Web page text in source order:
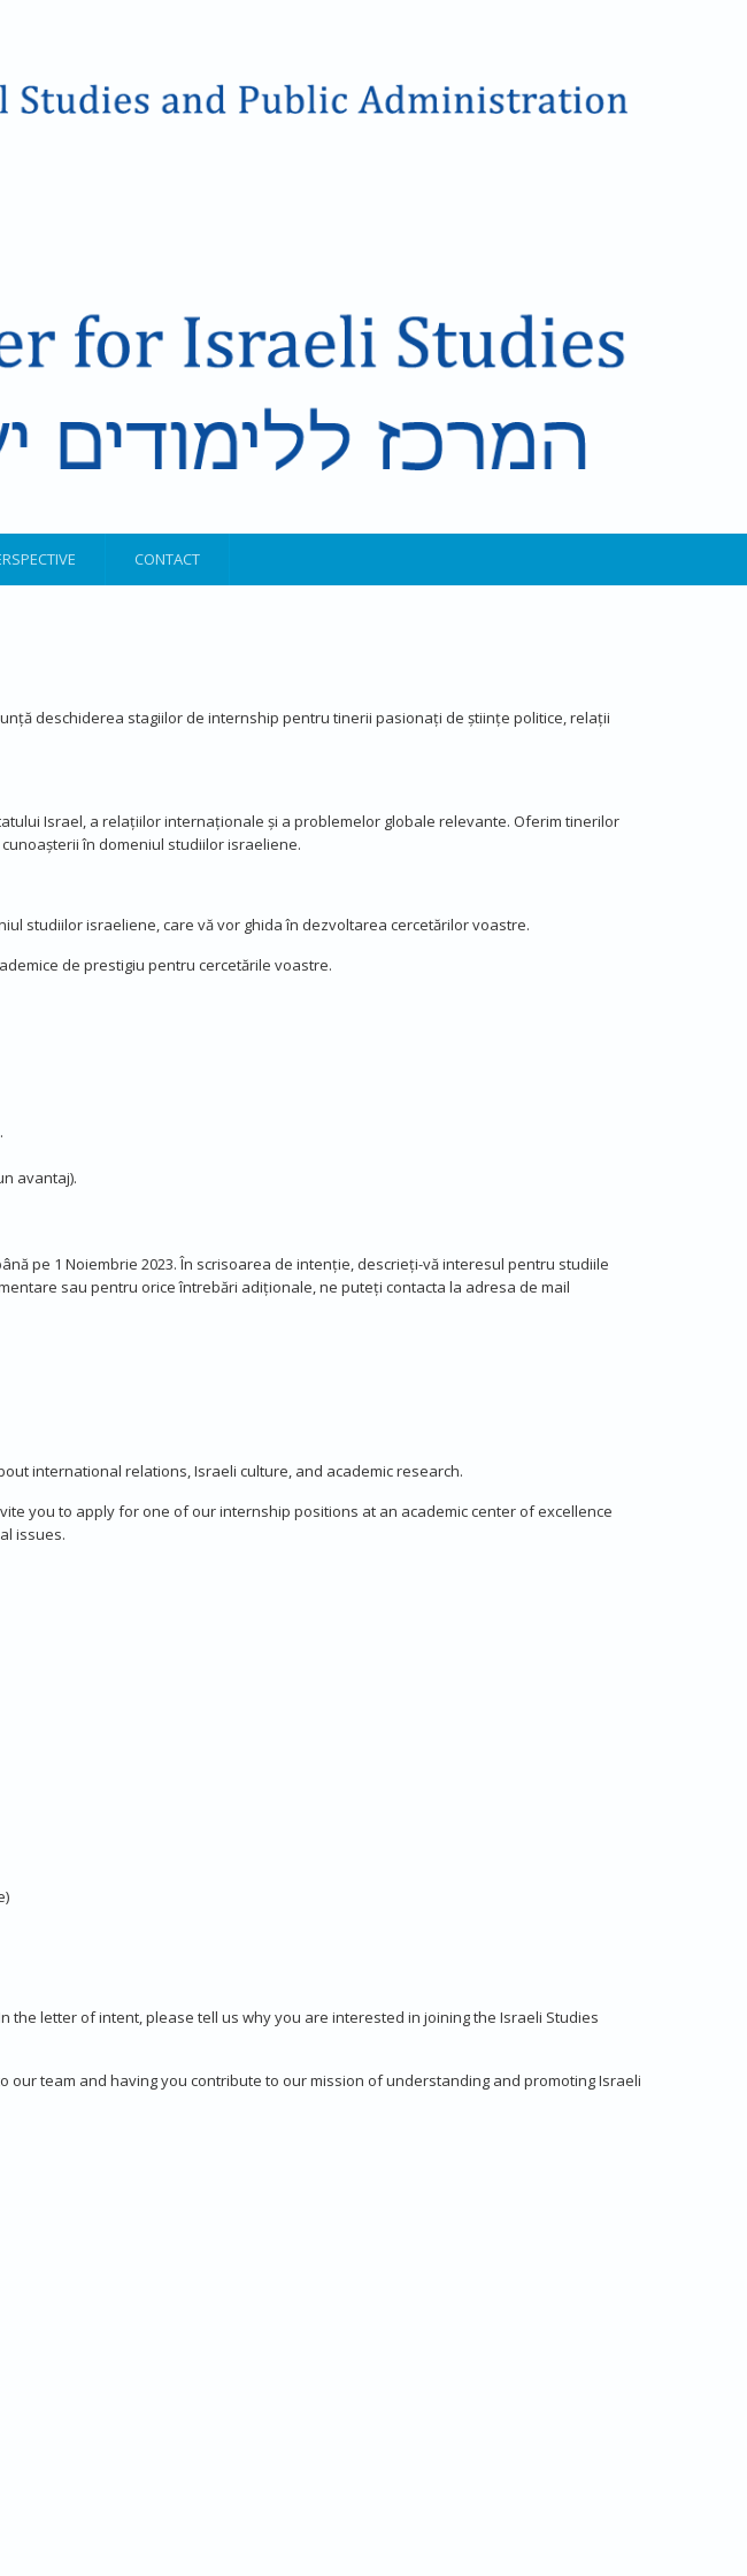
CONTACT
deschiderea stagiilor de internship pentru tinerii pasionați de științe politice, relații
Israel, a relațiilor internaționale și a problemelor globale relevante. Oferim tinerilor
în domeniul studiilor israeliene.
studiilor israeliene, care vă vor ghida în dezvoltarea cercetărilor voastre.
de prestigiu pentru cercetările voastre.
avantaj).
pe 1 Noiembrie 2023. În scrisoarea de intenție, descrieți-vă interesul pentru studiile
sau pentru orice întrebări adiționale, ne puteți contacta la adresa de mail
international relations, Israeli culture, and academic research.
you to apply for one of our internship positions at an academic center of excellence
issues.
the letter of intent, please tell us why you are interested in joining the Israeli Studies
team and having you contribute to our mission of understanding and promoting Israeli